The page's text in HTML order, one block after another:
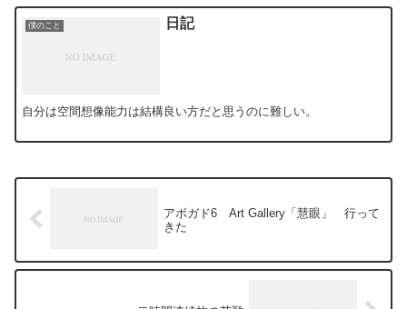
僕のこと 日記
自分は空間想像能力は結構良い方だと思うのに難しい。
アボガド6 Art Gallery「慧眼」 行って
きた